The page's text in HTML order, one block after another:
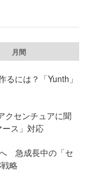
月間
には？「Yunth」
クセンチュアに聞
ス」対応
急成長中の「セ
略